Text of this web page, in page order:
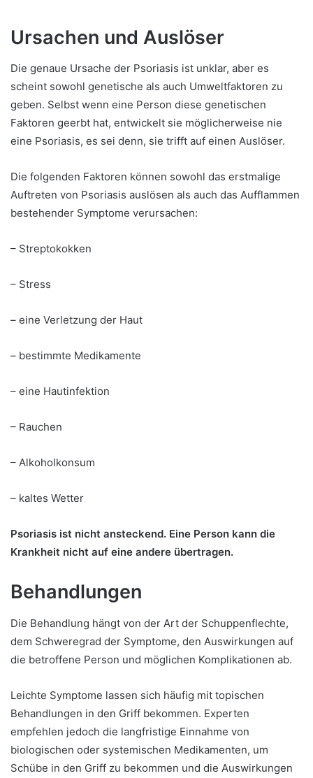
Ursachen und Auslöser
Die genaue Ursache der Psoriasis ist unklar, aber es
scheint sowohl genetische als auch Umweltfaktoren zu
geben. Selbst wenn eine Person diese genetischen
Faktoren geerbt hat, entwickelt sie möglicherweise nie
eine Psoriasis, es sei denn, sie trifft auf einen Auslöser.
Die folgenden Faktoren können sowohl das erstmalige
Auftreten von Psoriasis auslösen als auch das Aufflammen
bestehender Symptome verursachen:
– Streptokokken
– Stress
– eine Verletzung der Haut
– bestimmte Medikamente
– eine Hautinfektion
– Rauchen
– Alkoholkonsum
– kaltes Wetter
Psoriasis ist nicht ansteckend. Eine Person kann die
Krankheit nicht auf eine andere übertragen.
Behandlungen
Die Behandlung hängt von der Art der Schuppenflechte,
dem Schweregrad der Symptome, den Auswirkungen auf
die betroffene Person und möglichen Komplikationen ab.
Leichte Symptome lassen sich häufig mit topischen
Behandlungen in den Griff bekommen. Experten
empfehlen jedoch die langfristige Einnahme von
biologischen oder systemischen Medikamenten, um
Schübe in den Griff zu bekommen und die Auswirkungen